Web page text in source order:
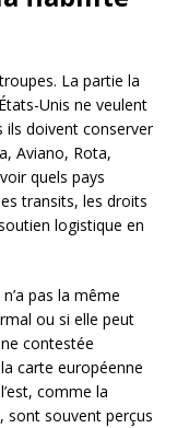
La partie la
Unis ne veulent
ils doivent conserver
Aviano, Rota,
quels pays
transits, les droits
logistique en
pas la même
ou si elle peut
contestée
carte européenne
comme la
sont souvent perçus